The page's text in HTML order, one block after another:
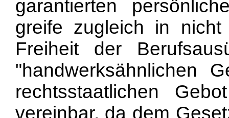
garantierten
greife zugleich in
Freiheit der
"handwerksähnlichen
rechtsstaatlichen
vereinbar, da dem